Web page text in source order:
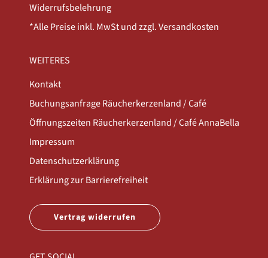
Widerrufsbelehrung
*Alle Preise inkl. MwSt und zzgl. Versandkosten
WEITERES
Kontakt
Buchungsanfrage Räucherkerzenland / Café
Öffnungszeiten Räucherkerzenland / Café AnnaBella
Impressum
Datenschutzerklärung
Erklärung zur Barrierefreiheit
Vertrag widerrufen